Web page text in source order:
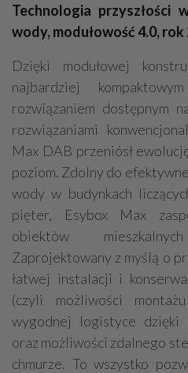
Technologia przyszłości
wody, modułowość 4.0, rok
Dzięki modułowej
najbardziej
rozwiązaniem dostępnym
rozwiązaniami
Max DAB przeniósł
poziom. Zdolny do
wody w budynkach
pięter, Esybox Max
obiektów
Zaprojektowany z myślą o
łatwej instalacji i
(czyli możliwości
wygodnej logistyce dzięki
oraz możliwości zdalnego
chmurze. To wszystko